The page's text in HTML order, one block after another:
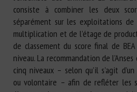
consiste à combiner les deux
séparément sur les exploitations
multiplication et de l’étage de
de classement du score final de
niveau. La recommandation de
cinq niveaux – selon qu’il s’agit
ou volontaire – afin de refléter les